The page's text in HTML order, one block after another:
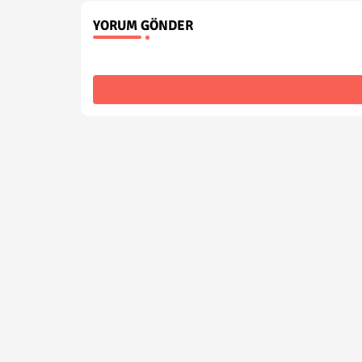
YORUM GÖNDER